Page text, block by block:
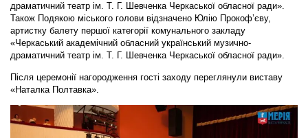
драматичний театр ім. Т. Г. Шевченка Черкаської обласної ради».
Також Подякою міського голови відзначено Юлію Прокоф’єву,
артистку балету першої категорії комунального закладу
«Черкаський академічний обласний український музично-
драматичний театр ім. Т. Г. Шевченка Черкаської обласної ради».
Після церемонії нагородження гості заходу переглянули виставу
«Наталка Полтавка».